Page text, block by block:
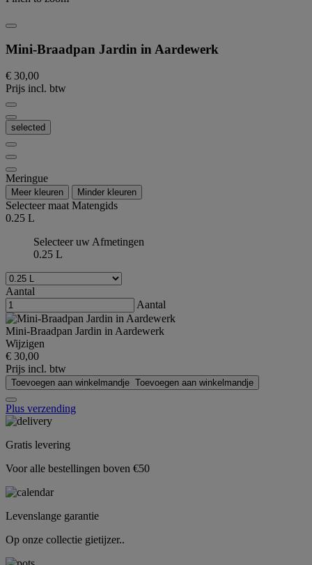
Mini-Braadpan Jardin in Aardewerk
€ 30,00
Prijs incl. btw
selected
Meringue
Meer kleuren Minder kleuren
Selecteer maatMatengids
0.25 L
Selecteer uw Afmetingen
0.25 L
Aantal
Aantal
Mini-Braadpan Jardin in Aardewerk
Wijzigen
€ 30,00
Prijs incl. btw
Toevoegen aan winkelmandje Toevoegen aan winkelmandje
Plus verzending
Gratis levering
Voor alle bestellingen boven €50
Levenslange garantie
Op onze collectie gietijzer..